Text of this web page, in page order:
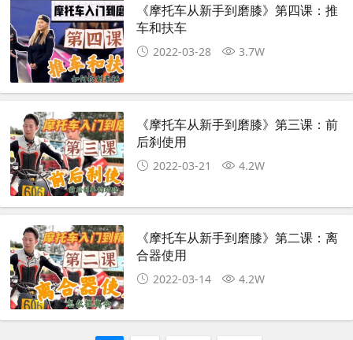
《摩托车从新手到磨膝》第四课：推
车和扶车
2022-03-28 3.7W
《摩托车从新手到磨膝》第三课：前
后刹使用
2022-03-21 4.2W
《摩托车从新手到磨膝》第二课：离
合器使用
2022-03-14 4.2W